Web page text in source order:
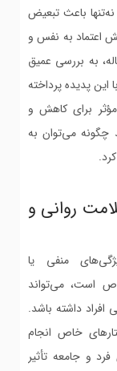
باعث تبعیض
اعتماد به نفس و
به بررسی عمیق
این پدیده پرداخته
برای کاهش و
چگونه می‌توان به
روانی و
منفی یا
است، می‌تواند
داشته باشد.
خاص انجام
و جامعه تأثیر